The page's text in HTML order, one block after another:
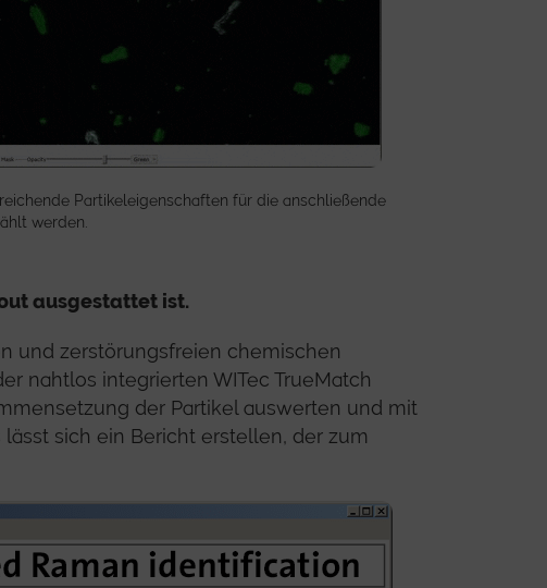
Partikeleigenschaften für die anschließende
werden.
ausgestattet ist.
und zerstörungsfreien chemischen
nahtlos integrierten WITec TrueMatch
der Partikel auswerten und mit
sich ein Bericht erstellen, der zum